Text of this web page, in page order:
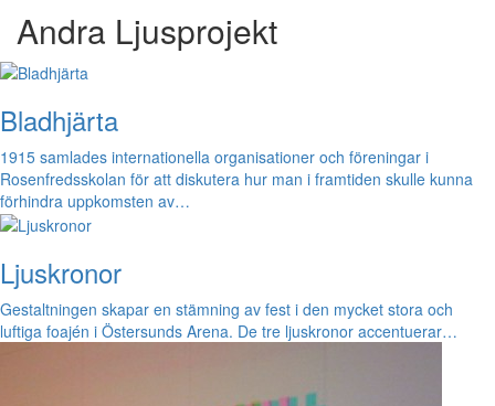
Andra Ljusprojekt
Bladhjärta
1915 samlades internationella organisationer och föreningar i
Rosenfredsskolan för att diskutera hur man i framtiden skulle kunna
förhindra uppkomsten av…
Ljuskronor
Gestaltningen skapar en stämning av fest i den mycket stora och
luftiga foajén i Östersunds Arena. De tre ljuskronor accentuerar…